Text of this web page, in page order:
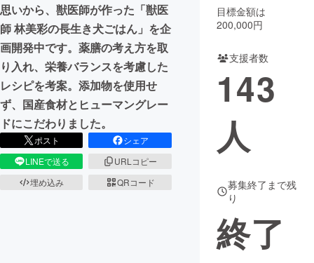
CAMPFIREふるさと納税machi-ya コミュニティ
思いから、獣医師が作った「獣医
師 林美彩の長生き犬ごはん」を企
画開発中です。薬膳の考え方を取
り入れ、栄養バランスを考慮した
レシピを考案。添加物を使用せ
ず、国産食材とヒューマングレー
ドにこだわりました。
ポスト
シェア
LINEで送る
URLコピー
埋め込み
QRコード
目標金額は
200,000円
支援者数
143
人
募集終了まで残
り
終了